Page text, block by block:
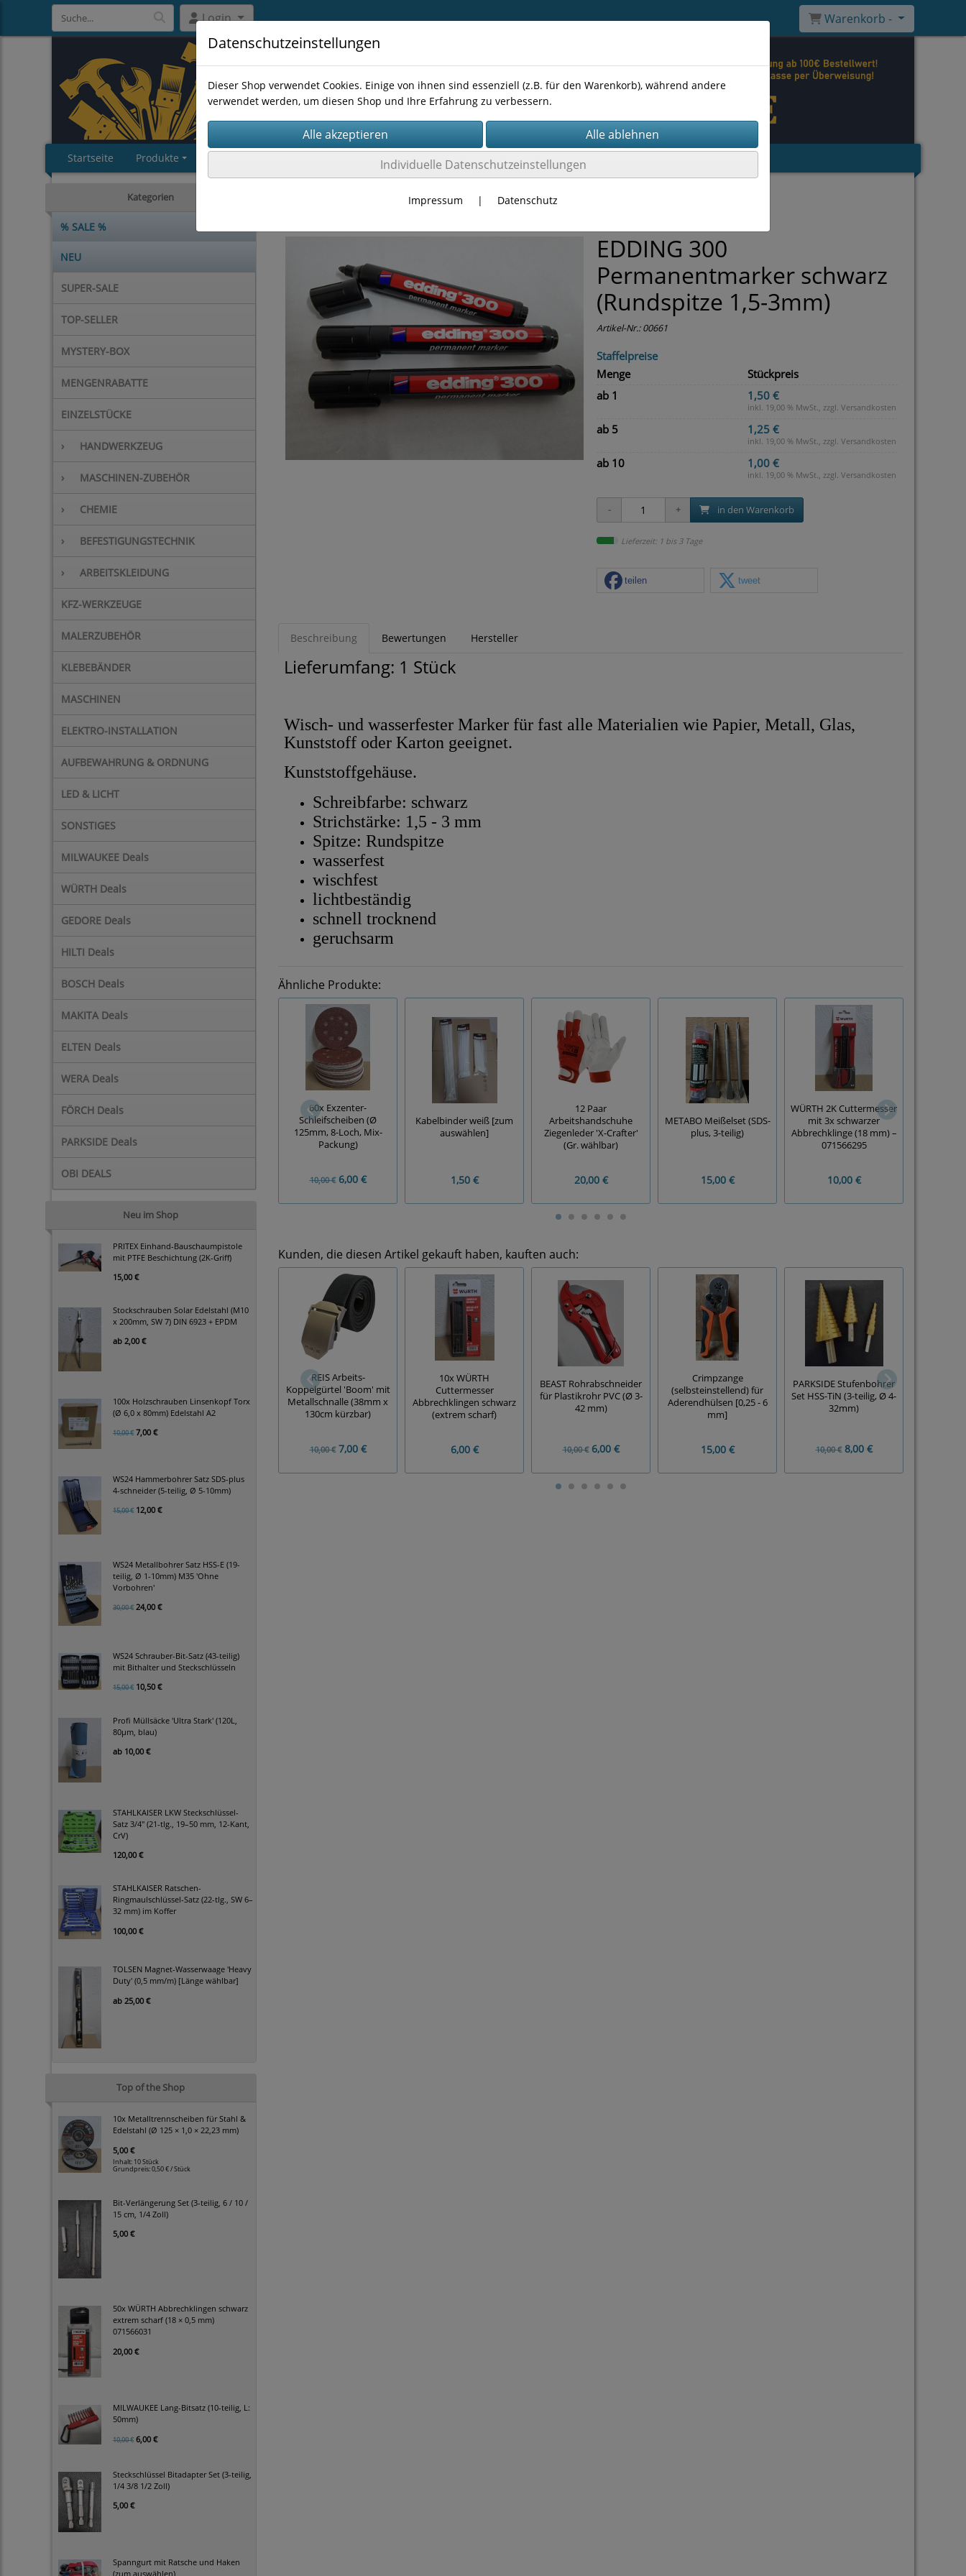
Login Warenkorb -
Startseite Produkte
Kategorien
% SALE %
NEU
SUPER-SALE
TOP-SELLER
MYSTERY-BOX
MENGENRABATTE
EINZELSTÜCKE
› HANDWERKZEUG
› MASCHINEN-ZUBEHÖR
› CHEMIE
› BEFESTIGUNGSTECHNIK
› ARBEITSKLEIDUNG
KFZ-WERKZEUGE
MALERZUBEHÖR
KLEBEBÄNDER
MASCHINEN
ELEKTRO-INSTALLATION
AUFBEWAHRUNG & ORDNUNG
LED & LICHT
SONSTIGES
MILWAUKEE Deals
WÜRTH Deals
GEDORE Deals
HILTI Deals
BOSCH Deals
MAKITA Deals
ELTEN Deals
WERA Deals
FÖRCH Deals
PARKSIDE Deals
OBI DEALS
Neu im Shop
PRITEX Einhand-Bauschaumpistole
mit PTFE Beschichtung (2K-Griff)
15,00 €
Stockschrauben Solar Edelstahl (M10
x 200mm, SW 7) DIN 6923 + EPDM
ab 2,00 €
100x Holzschrauben Linsenkopf Torx
(Ø 6,0 x 80mm) Edelstahl A2
10,00 € 7,00 €
WS24 Hammerbohrer Satz SDS-plus
4-schneider (5-teilig, Ø 5-10mm)
15,00 € 12,00 €
WS24 Metallbohrer Satz HSS-E (19-
teilig, Ø 1-10mm) M35 'Ohne
Vorbohren'
30,00 € 24,00 €
WS24 Schrauber-Bit-Satz (43-teilig)
mit Bithalter und Steckschlüsseln
15,00 € 10,50 €
Profi Müllsäcke 'Ultra Stark' (120L,
80µm, blau)
ab 10,00 €
STAHLKAISER LKW Steckschlüssel-
Satz 3/4" (21-tlg., 19–50 mm, 12-Kant,
CrV)
120,00 €
STAHLKAISER Ratschen-
Ringmaulschlüssel-Satz (22-tlg., SW 6–
32 mm) im Koffer
100,00 €
TOLSEN Magnet-Wasserwaage 'Heavy
Duty' (0,5 mm/m) [Länge wählbar]
ab 25,00 €
Top of the Shop
10x Metalltrennscheiben für Stahl &
Edelstahl (Ø 125 × 1,0 × 22,23 mm)
5,00 €
Inhalt: 10 Stück
Grundpreis:0,50 € / Stück
Bit-Verlängerung Set (3-teilig, 6 / 10 /
15 cm, 1/4 Zoll)
5,00 €
50x WÜRTH Abbrechklingen schwarz
extrem scharf (18 × 0,5 mm)
071566031
20,00 €
MILWAUKEE Lang-Bitsatz (10-teilig, L:
50mm)
10,00 € 6,00 €
Steckschlüssel Bitadapter Set (3-teilig,
1/4 3/8 1/2 Zoll)
5,00 €
Spanngurt mit Ratsche und Haken
(zum auswählen)
EDDING 300
Permanentmarker schwarz
(Rundspitze 1,5-3mm)
Artikel-Nr.:00661
Staffelpreise
Menge
Stückpreis
ab 1
1,50 €
inkl. 19,00 % MwSt., zzgl. Versandkosten
ab 5 1,25 €
inkl. 19,00 % MwSt., zzgl. Versandkosten
ab 10 1,00 €
inkl. 19,00 % MwSt., zzgl. Versandkosten
in den Warenkorb
Lieferzeit: 1 bis 3 Tage
teilen tweet
Beschreibung Bewertungen Hersteller
Lieferumfang: 1 Stück
Wisch- und wasserfester Marker für fast alle Materialien wie Papier, Metall, Glas,
Kunststoff oder Karton geeignet.
Kunststoffgehäuse.
Schreibfarbe: schwarz
Strichstärke: 1,5 - 3 mm
Spitze: Rundspitze
wasserfest
wischfest
lichtbeständig
schnell trocknend
geruchsarm
Ähnliche Produkte:
60x Exzenter-
Schleifscheiben (Ø
125mm, 8-Loch, Mix-
Packung)
10,00 €6,00 €
Kabelbinder weiß [zum
auswählen]
1,50 €
12 Paar
Arbeitshandschuhe
Ziegenleder 'X-Crafter'
(Gr. wählbar)
20,00 €
METABO Meißelset (SDS-
plus, 3-teilig)
15,00 €
WÜRTH 2K Cuttermesser
mit 3x schwarzer
Abbrechklinge (18 mm) –
071566295
10,00 €
Kunden, die diesen Artikel gekauft haben, kauften auch:
REIS Arbeits-
Koppelgürtel 'Boom' mit
Metallschnalle (38mm x
130cm kürzbar)
10,00 €7,00 €
10x WÜRTH
Cuttermesser
Abbrechklingen schwarz
(extrem scharf)
6,00 €
BEAST Rohrabschneider
für Plastikrohr PVC (Ø 3-
42 mm)
10,00 €6,00 €
Crimpzange
(selbsteinstellend) für
Aderendhülsen [0,25 - 6
mm]
15,00 €
PARKSIDE Stufenbohrer
Set HSS-TiN (3-teilig, Ø 4-
32mm)
10,00 €8,00 €
Datenschutzeinstellungen
Dieser Shop verwendet Cookies. Einige von ihnen sind essenziell (z.B. für den Warenkorb), während andere
verwendet werden, um diesen Shop und Ihre Erfahrung zu verbessern.
Individuelle Datenschutzeinstellungen
Impressum | Datenschutz